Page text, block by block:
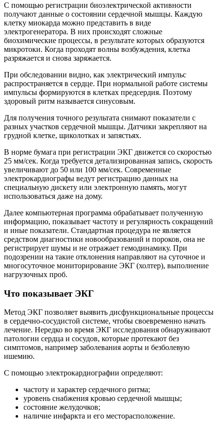
С помощью регистрации биоэлектрической активности
получают данные о состоянии сердечной мышцы. Каждую
клетку миокарда можно представить в виде
электрогенератора. В них происходят сложные
биохимические процессы, в результате которых образуются
микротоки. Когда проходят волны возбуждения, клетка
разряжается и снова заряжается.
При обследовании видно, как электрический импульс
распространяется в сердце. При нормальной работе системы
импульсы формируются в клетках предсердия. Поэтому
здоровый ритм называется синусовым.
Для получения точного результата снимают показатели с
разных участков сердечной мышцы. Датчики закрепляют на
грудной клетке, щиколотках и запястьях.
В норме бумага при регистрации ЭКГ движется со скоростью
25 мм/сек. Когда требуется детализированная запись, скорость
увеличивают до 50 или 100 мм/сек. Современные
электрокардиографы ведут регистрацию данных на
специальную дискету или электронную память, могут
использоваться даже на дому.
Далее компьютерная программа обрабатывает полученную
информацию, показывает частоту и регулярность сокращений
и иные показатели. Стандартная процедура не является
средством диагностики новообразований и пороков, она не
регистрирует шумы и не отражает гемодинамику. При
подозрении на такие отклонения направляют на суточное и
многосуточное мониторирование ЭКГ (холтер), выполнение
нагрузочных проб.
Что показывает ЭКГ
Метод ЭКГ позволяет выявить дисфункциональные процессы
в сердечно-сосудистой системе, чтобы своевременно начать
лечение. Нередко во время ЭКГ исследования обнаруживают
патологии сердца и сосудов, которые протекают без
симптомов, например заболевания аорты и безболевую
ишемию.
С помощью электрокардиографии определяют:
частоту и характер сердечного ритма;
уровень снабжения кровью сердечной мышцы;
состояние желудочков;
наличие инфаркта и его месторасположение.